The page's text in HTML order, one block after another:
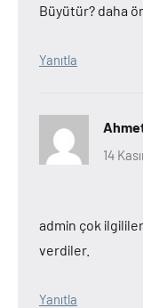
Büyütür? daha
Yanıtla
14
admin çok
verdiler.
Yanıtla